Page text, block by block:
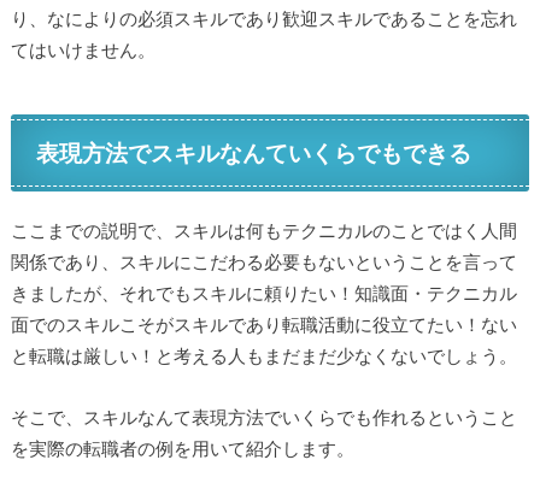
り、なによりの必須スキルであり歓迎スキルであることを忘れ
てはいけません。
表現方法でスキルなんていくらでもできる
ここまでの説明で、スキルは何もテクニカルのことではく人間
関係であり、スキルにこだわる必要もないということを言って
きましたが、それでもスキルに頼りたい！知識面・テクニカル
面でのスキルこそがスキルであり転職活動に役立てたい！ない
と転職は厳しい！と考える人もまだまだ少なくないでしょう。
そこで、スキルなんて表現方法でいくらでも作れるということ
を実際の転職者の例を用いて紹介します。